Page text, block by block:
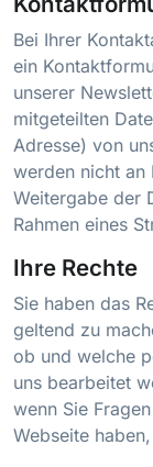
Bei Ihrer
ein
unserer
mitgeteilten
Adresse) von
werden nicht an
Weitergabe der
Rahmen eines
Ihre Rechte
Sie haben das
geltend zu
ob und welche
uns bearbeitet
wenn Sie
Webseite